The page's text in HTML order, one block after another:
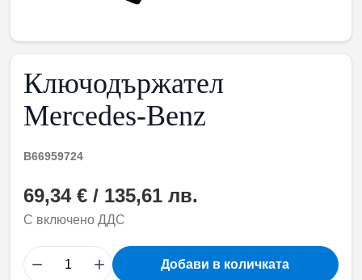
Ключодържател
Mercedes-Benz
B66959724
69,34 € / 135,61 лв.
С включено ДДС
− + Добави в количката